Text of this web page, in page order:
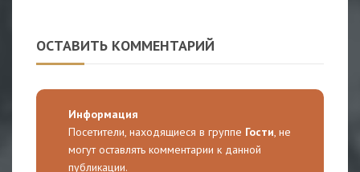
ОСТАВИТЬ КОММЕНТАРИЙ
Информация
Посетители, находящиеся в группе Гости, не
могут оставлять комментарии к данной
публикации.